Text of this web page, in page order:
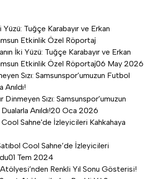
İki Yüzü: Tuğçe Karabayır ve Erkan
Etkinlik Özel Röportaj06 May 2026
Dinmeyen Sızı: Samsunspor’umuzun
Anıldı!20 Oca 2026
Cool Sahne’de İzleyicileri
01 Tem 2024